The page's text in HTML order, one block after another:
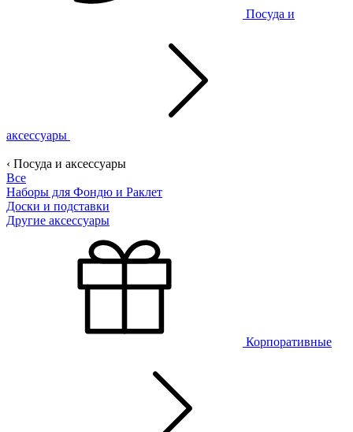
Посуда и
аксессуары
‹ Посуда и аксессуары
Все
Наборы для Фондю и Раклет
Доски и подставки
Другие аксессуары
Корпоративные